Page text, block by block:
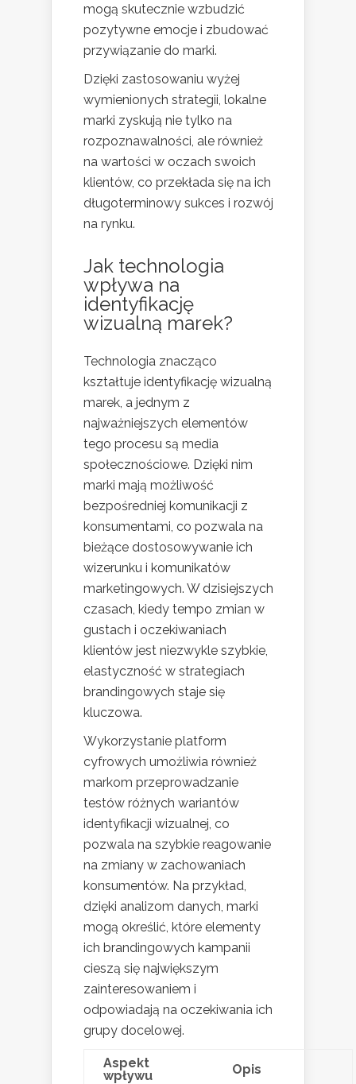
mogą skutecznie wzbudzić
pozytywne emocje i zbudować
przywiązanie do marki.
Dzięki zastosowaniu wyżej
wymienionych strategii, lokalne
marki zyskują nie tylko na
rozpoznawalności, ale również
na wartości w oczach swoich
klientów, co przekłada się na ich
długoterminowy sukces i rozwój
na rynku.
Jak technologia
wpływa na
identyfikację
wizualną marek?
Technologia znacząco
kształtuje identyfikację wizualną
marek, a jednym z
najważniejszych elementów
tego procesu są media
społecznościowe. Dzięki nim
marki mają możliwość
bezpośredniej komunikacji z
konsumentami, co pozwala na
bieżące dostosowywanie ich
wizerunku i komunikatów
marketingowych. W dzisiejszych
czasach, kiedy tempo zmian w
gustach i oczekiwaniach
klientów jest niezwykle szybkie,
elastyczność w strategiach
brandingowych staje się
kluczowa.
Wykorzystanie platform
cyfrowych umożliwia również
markom przeprowadzanie
testów różnych wariantów
identyfikacji wizualnej, co
pozwala na szybkie reagowanie
na zmiany w zachowaniach
konsumentów. Na przykład,
dzięki analizom danych, marki
mogą określić, które elementy
ich brandingowych kampanii
cieszą się największym
zainteresowaniem i
odpowiadają na oczekiwania ich
grupy docelowej.
Aspekt
wpływu
Opis